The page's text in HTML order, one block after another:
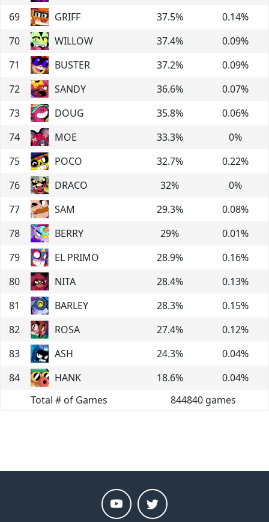
69
GRIFF 37.5% 0.14%
70
WILLOW 37.4% 0.09%
71
BUSTER 37.2% 0.09%
72
SANDY 36.6% 0.07%
73
DOUG 35.8% 0.06%
74
MOE 33.3% 0%
75
POCO 32.7% 0.22%
76
DRACO 32% 0%
77
SAM 29.3% 0.08%
78
BERRY 29% 0.01%
79
EL PRIMO 28.9% 0.16%
80
NITA 28.4% 0.13%
81
BARLEY 28.3% 0.15%
82
ROSA 27.4% 0.12%
83
ASH 24.3% 0.04%
84
HANK 18.6% 0.04%
Total # of Games
844840games